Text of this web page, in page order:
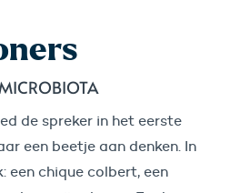
de spreker in het eerste
een beetje aan denken. In
een chique colbert, een